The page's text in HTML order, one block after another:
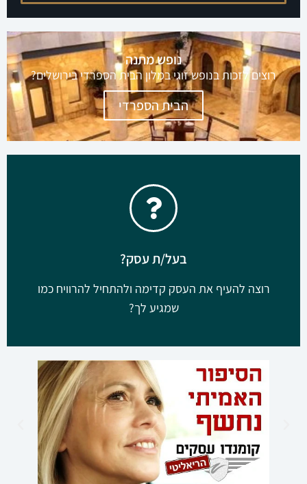
בעל/ת עסק?
רוצה להעיף את העסק קדימה ולהתחיל להרוויח כמו
שמגיע לך?
הגישו מועמדות לקומנדו עסקים
קבוצה מנצחת להשגת תוצאות ורווחים בליוויו של דני
וידיסלבסקי
ללחוץ כאן